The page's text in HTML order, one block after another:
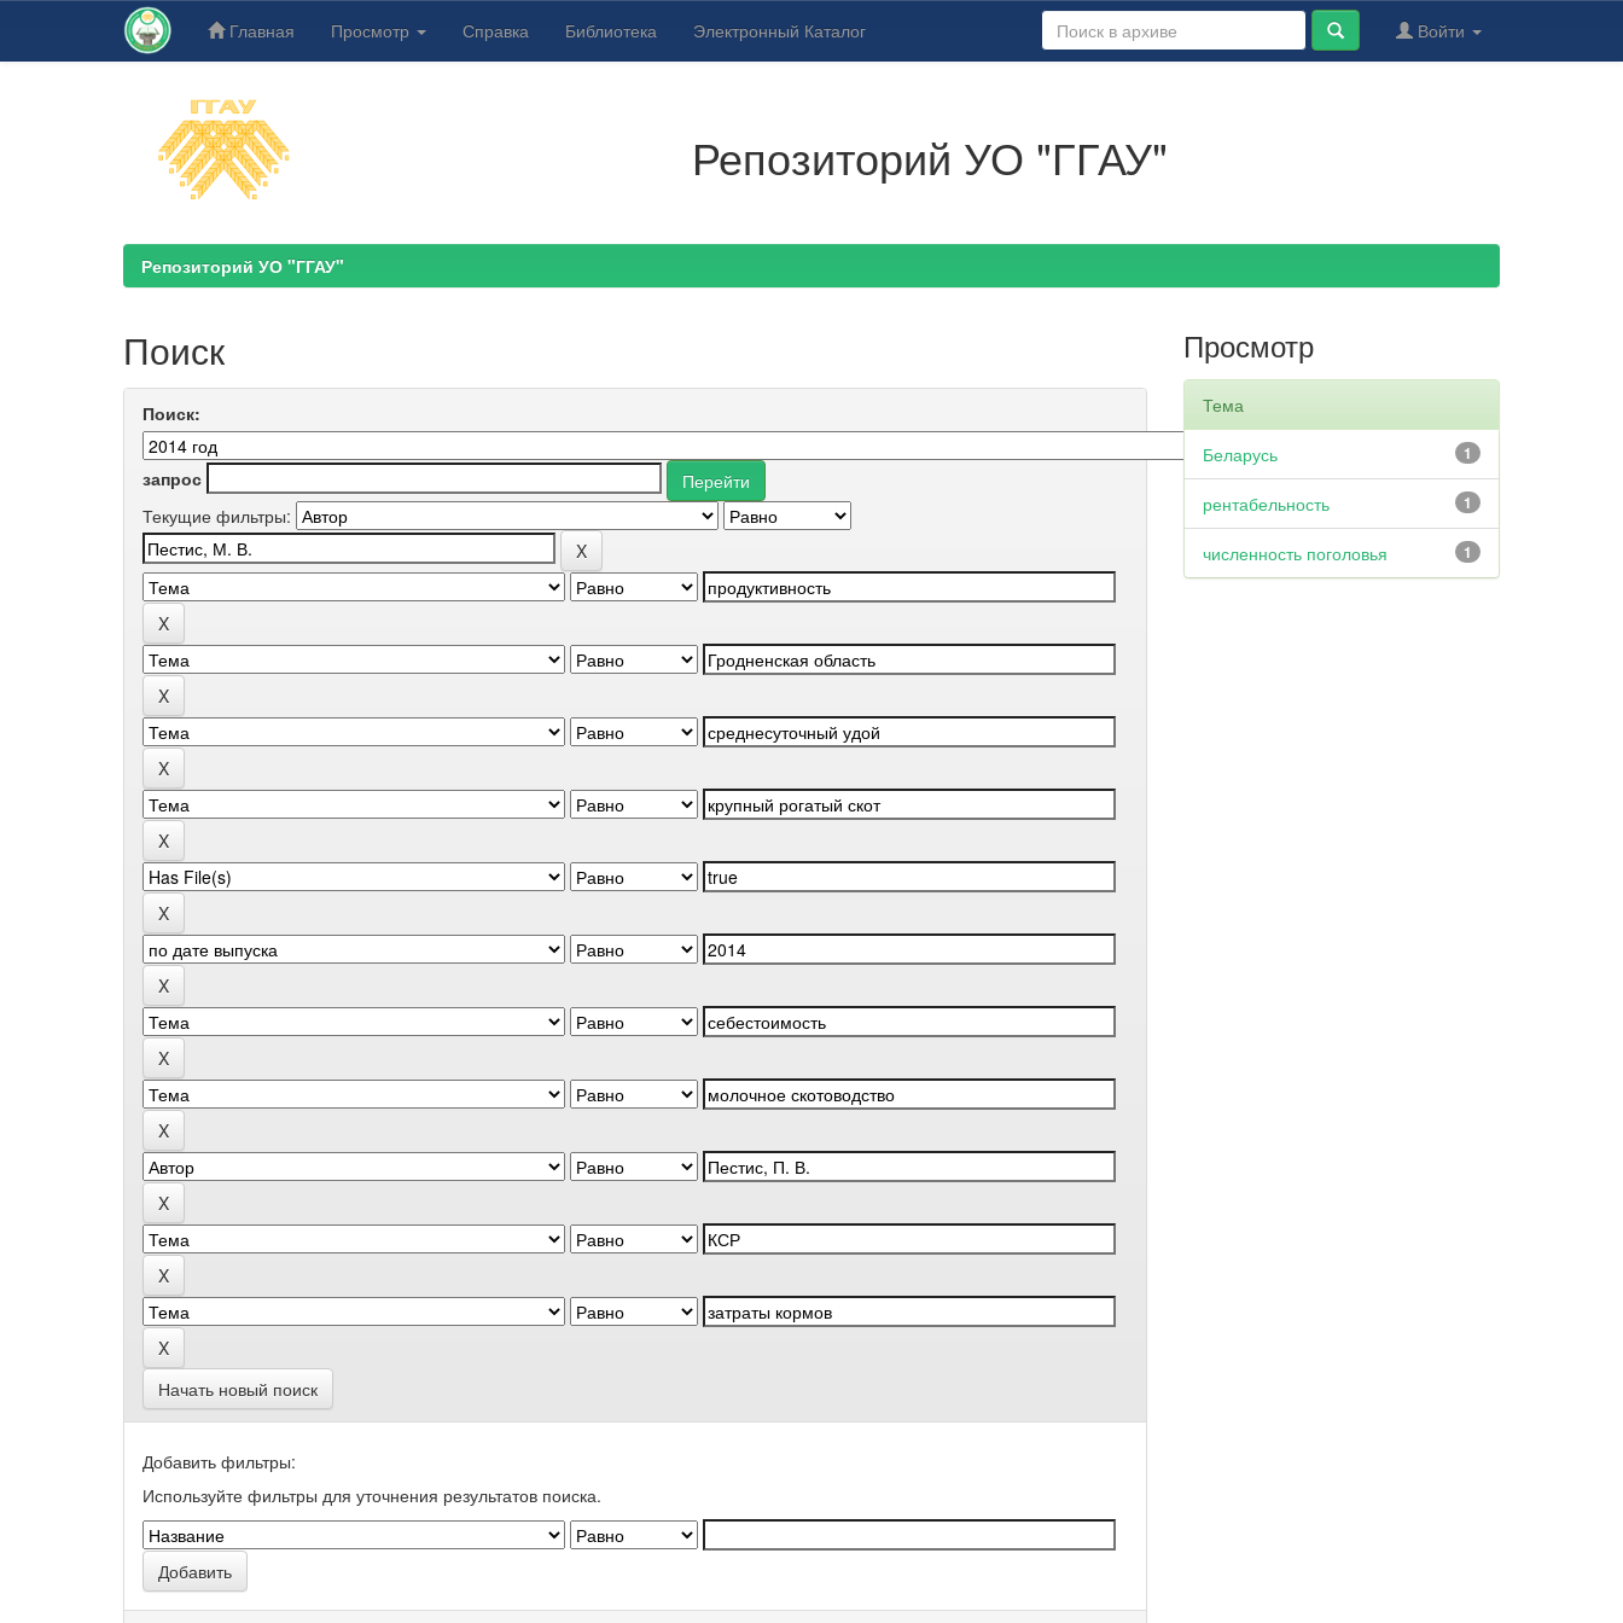
Главная Просмотр Справка Библиотека Электронный Каталог Войти
Репозиторий УО "ГГАУ"
Репозиторий УО "ГГАУ"
Поиск
Поиск:
запрос
Текущие фильтры:
Начать новый поиск
Добавить фильтры:
Используйте фильтры для уточнения результатов поиска.
Просмотр
Тема
1
Беларусь
1
рентабельность
1
численность поголовья